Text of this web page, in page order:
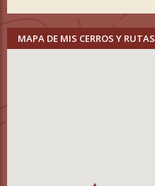
MAPA DE MIS CERROS Y RUTAS